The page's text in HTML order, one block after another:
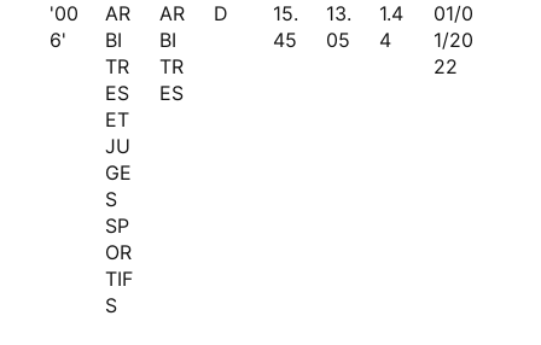
'00
6'
AR
BI
TR
ES
ET
JU
GE
S
SP
OR
TIF
S
AR
BI
TR
ES
D
15.
45
13.
05
1.4
4
01/0
1/20
22